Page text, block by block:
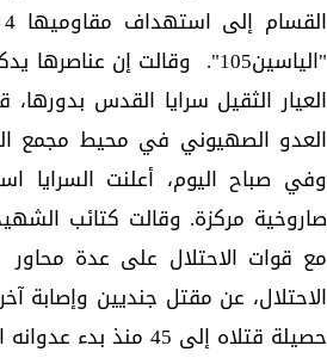
"الياسين105". وقالت إن
العيار الثقيل سرايا القدس
العدو الصهيوني في محيط مجمع
وفي صباح اليوم، أعلنت
صاروخية مركزة. وقالت كتائب
مع قوات الاحتلال على عدة
الاحتلال، عن مقتل جنديين وإصابة
حصيلة قتلاه إلى 45 منذ بدء عدوانه البري في 27 تشرين الأول/ أكتوبر الماضي.